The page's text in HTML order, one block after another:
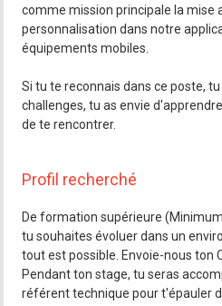
comme mission principale la mise
personnalisation dans notre
équipements mobiles.
Si tu te reconnais dans ce poste,
challenges, tu as envie
de te rencontrer.
Profil recherché
De formation supérieure
tu souhaites évoluer dans un
tout est possible. Envoie-nous ton
Pendant ton stage, tu seras
référent technique pour t'épauler